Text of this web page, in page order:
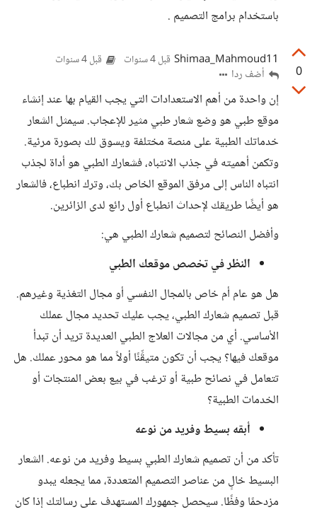
باستخدام برامج التصميم .
0
Shimaa_Mahmoud11 قبل 4 سنوات قبل 4 سنوات
أضف ردا
إن واحدة من أهم الاستعدادات التي يجب القيام بها عند إنشاء
موقع طبي هو وضع شعار طبي مثير للإعجاب. سيمثل الشعار
خدماتك الطبية على منصة مختلفة ويسوق لك بصورة مرئية.
وتكمن أهميته في جذب الانتباه، فشعارك الطبي هو أداة لجذب
انتباه الناس إلى مرفق الموقع الخاص بك، وترك انطباع، فالشعار
هو أيضًا طريقك لإحداث انطباع أول رائع لدى الزائرين.
وأفضل النصائح لتصميم شعارك الطبي هي:
النظر في تخصص موقعك الطبي
هل هو عام أم خاص بالمجال النفسي أو مجال التغذية وغيرهم.
قبل تصميم شعارك الطبي، يجب عليك تحديد مجال عملك
الأساسي. أي من مجالات العلاج الطبي العديدة تريد أن تبدأ
موقعك فيها؟ يجب أن تكون متيقِّنًا أولاً مما هو محور عملك. هل
تتعامل في نصائح طبية أو ترغب في بيع بعض المنتجات أو
الخدمات الطبية؟
أبقه بسيط وفريد من نوعه
تأكد من أن تصميم شعارك الطبي بسيط وفريد من نوعه. الشعار
البسيط خالٍ من عناصر التصميم المتعددة، مما يجعله يبدو
مزدحمًا وفظًا. سيحصل جمهورك المستهدف على رسالتك إذا كان